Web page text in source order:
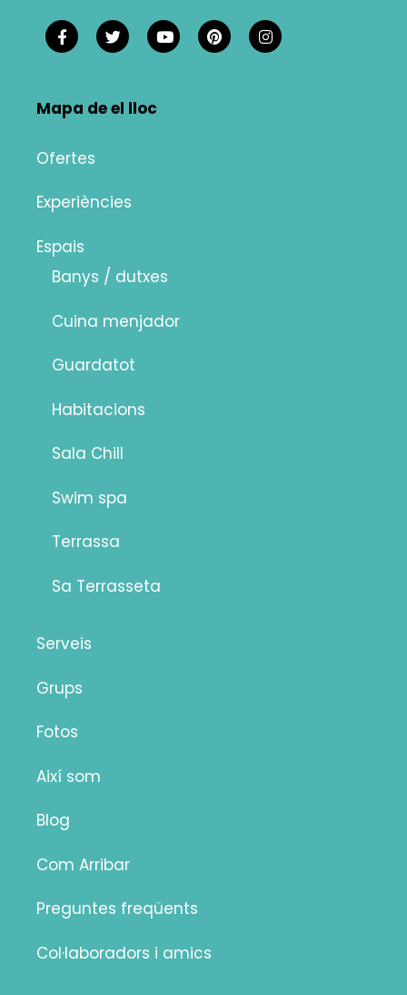
Mapa de el lloc
Ofertes
Experiències
Espais
Banys / dutxes
Cuina menjador
Guardatot
Habitacions
Sala Chill
Swim spa
Terrassa
Sa Terrasseta
Serveis
Grups
Fotos
Així som
Blog
Com Arribar
Preguntes freqüents
Col·laboradors i amics